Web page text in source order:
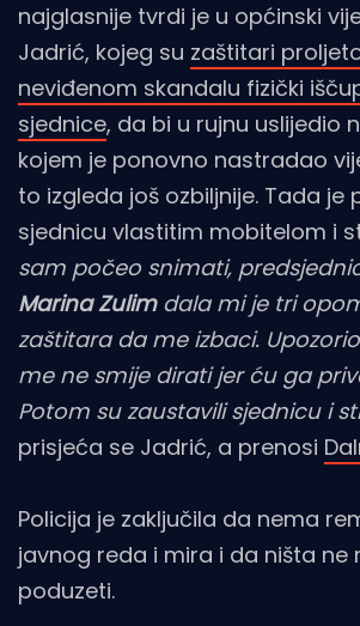
najglasnije tvrdi je u općinski
Jadrić, kojeg su zaštitari
neviđenom skandalu fizički
sjednice, da bi u rujnu uslijedio
kojem je ponovno nastradao
to izgleda još ozbiljnije. Tada je
sjednicu vlastitim mobitelom i
sam počeo snimati,
Marina Zulimdala mi je tri
zaštitara da me izbaci.
me ne smije dirati jer ću ga
Potom su zaustavili sjednicu i
prisjeća se Jadrić, a prenosi
Policija je zaključila da nema
javnog reda i mira i da ništa ne
poduzeti.